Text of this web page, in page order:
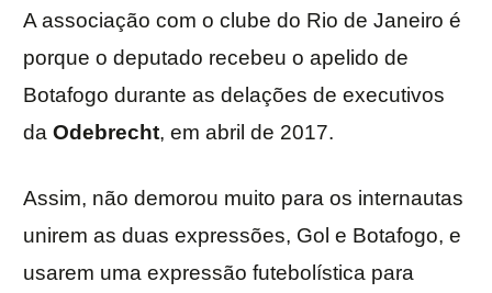
A associação com o clube do Rio de Janeiro é
porque o deputado recebeu o apelido de
Botafogo durante as delações de executivos
da Odebrecht, em abril de 2017.
Assim, não demorou muito para os internautas
unirem as duas expressões, Gol e Botafogo, e
usarem uma expressão futebolística para